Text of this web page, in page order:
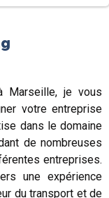
Marseille, je vous
votre entreprise
dans le domaine
de nombreuses
entreprises.
une expérience
du transport et de